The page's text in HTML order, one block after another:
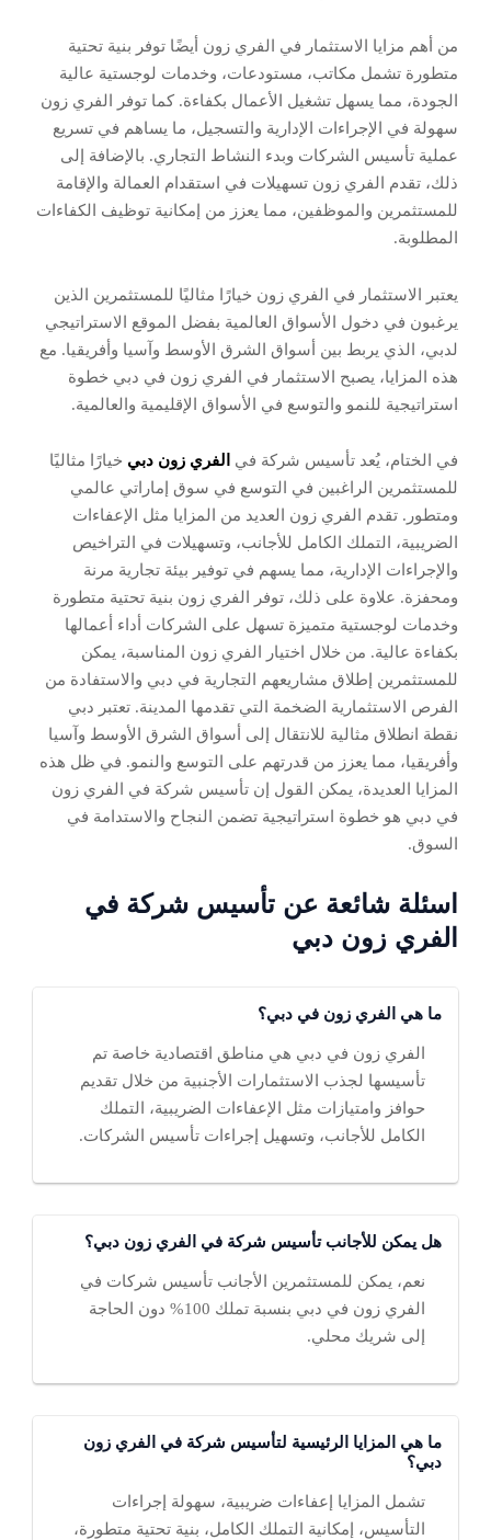
من أهم مزايا الاستثمار في الفري زون أيضًا توفر بنية تحتية
متطورة تشمل مكاتب، مستودعات، وخدمات لوجستية عالية
الجودة، مما يسهل تشغيل الأعمال بكفاءة. كما توفر الفري زون
سهولة في الإجراءات الإدارية والتسجيل، ما يساهم في تسريع
عملية تأسيس الشركات وبدء النشاط التجاري. بالإضافة إلى
ذلك، تقدم الفري زون تسهيلات في استقدام العمالة والإقامة
للمستثمرين والموظفين، مما يعزز من إمكانية توظيف الكفاءات
المطلوبة.
يعتبر الاستثمار في الفري زون خيارًا مثاليًا للمستثمرين الذين
يرغبون في دخول الأسواق العالمية بفضل الموقع الاستراتيجي
لدبي، الذي يربط بين أسواق الشرق الأوسط وآسيا وأفريقيا. مع
هذه المزايا، يصبح الاستثمار في الفري زون في دبي خطوة
استراتيجية للنمو والتوسع في الأسواق الإقليمية والعالمية.
في الختام، يُعد تأسيس شركة في الفري زون دبي خيارًا مثاليًا
للمستثمرين الراغبين في التوسع في سوق إماراتي عالمي
ومتطور. تقدم الفري زون العديد من المزايا مثل الإعفاءات
الضريبية، التملك الكامل للأجانب، وتسهيلات في التراخيص
والإجراءات الإدارية، مما يسهم في توفير بيئة تجارية مرنة
ومحفزة. علاوة على ذلك، توفر الفري زون بنية تحتية متطورة
وخدمات لوجستية متميزة تسهل على الشركات أداء أعمالها
بكفاءة عالية. من خلال اختيار الفري زون المناسبة، يمكن
للمستثمرين إطلاق مشاريعهم التجارية في دبي والاستفادة من
الفرص الاستثمارية الضخمة التي تقدمها المدينة. تعتبر دبي
نقطة انطلاق مثالية للانتقال إلى أسواق الشرق الأوسط وآسيا
وأفريقيا، مما يعزز من قدرتهم على التوسع والنمو. في ظل هذه
المزايا العديدة، يمكن القول إن تأسيس شركة في الفري زون
في دبي هو خطوة استراتيجية تضمن النجاح والاستدامة في
السوق.
اسئلة شائعة عن تأسيس شركة في
الفري زون دبي
ما هي الفري زون في دبي؟
الفري زون في دبي هي مناطق اقتصادية خاصة تم
تأسيسها لجذب الاستثمارات الأجنبية من خلال تقديم
حوافز وامتيازات مثل الإعفاءات الضريبية، التملك
الكامل للأجانب، وتسهيل إجراءات تأسيس الشركات.
هل يمكن للأجانب تأسيس شركة في الفري زون دبي؟
نعم، يمكن للمستثمرين الأجانب تأسيس شركات في
الفري زون في دبي بنسبة تملك 100% دون الحاجة
إلى شريك محلي.
ما هي المزايا الرئيسية لتأسيس شركة في الفري زون
دبي؟
تشمل المزايا إعفاءات ضريبية، سهولة إجراءات
التأسيس، إمكانية التملك الكامل، بنية تحتية متطورة،